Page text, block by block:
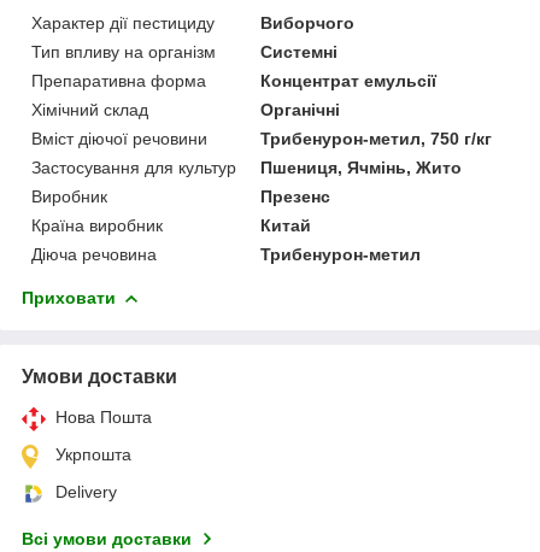
Характер дії пестициду
Виборчого
Тип впливу на організм
Системні
Препаративна форма
Концентрат емульсії
Хімічний склад
Органічні
Вміст діючої речовини
Трибенурон-метил, 750 г/кг
Застосування для культур
Пшениця, Ячмінь, Жито
Виробник
Презенс
Країна виробник
Китай
Діюча речовина
Трибенурон-метил
Приховати
Умови доставки
Нова Пошта
Укрпошта
Delivery
Всі умови доставки